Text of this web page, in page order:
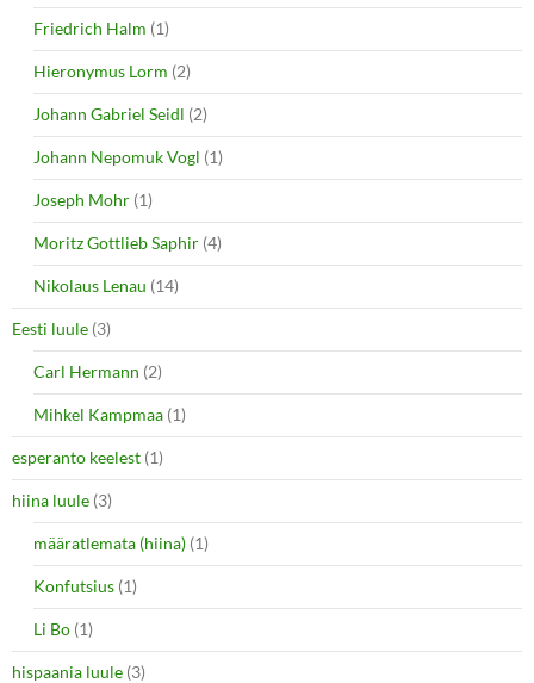
Friedrich Halm (1)
Hieronymus Lorm (2)
Johann Gabriel Seidl (2)
Johann Nepomuk Vogl (1)
Joseph Mohr (1)
Moritz Gottlieb Saphir (4)
Nikolaus Lenau (14)
Eesti luule (3)
Carl Hermann (2)
Mihkel Kampmaa (1)
esperanto keelest (1)
hiina luule (3)
määratlemata (hiina) (1)
Konfutsius (1)
Li Bo (1)
hispaania luule (3)